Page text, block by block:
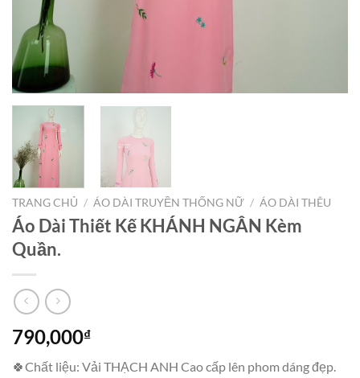
TRANG CHỦ / ÁO DÀI TRUYỀN THỐNG NỮ / ÁO DÀI THÊU
Áo Dài Thiết Kế KHÁNH NGÂN Kèm
Quần.
790,000₫
🍀Chất liệu: Vải THẠCH ANH Cao cấp lên phom dáng đẹp.